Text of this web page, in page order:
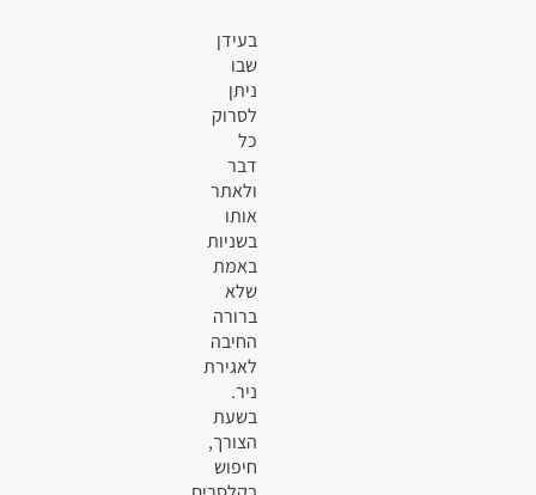
בעידן
שבו
ניתן
לסרוק
כל
דבר
ולאתר
אותו
בשניות
באמת
שלא
ברורה
החיבה
לאגירת
ניר.
בשעת
הצורך,
חיפוש